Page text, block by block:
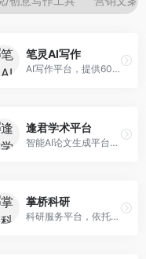
笔灵AI写作
AI写作平台，提供600+写作模板。面向学生、职场人士和内容创作者，支持论文、公文、营销文案等多种文体，模板丰富，一键生成，写作效率大幅提升。
逢君学术平台
智能AI论文生成平台，支持查重检测。面向高校学生和研究人员，提供论文选题、内容生成、查重修改等一站式服务，学术写作流程完整。
掌桥科研
科研服务平台，依托3亿+真实文献数据库。面向学术研究者和学生，提供文献检索、论文写作、科研数据分析等服务，文献资源丰富，学术支持专业。